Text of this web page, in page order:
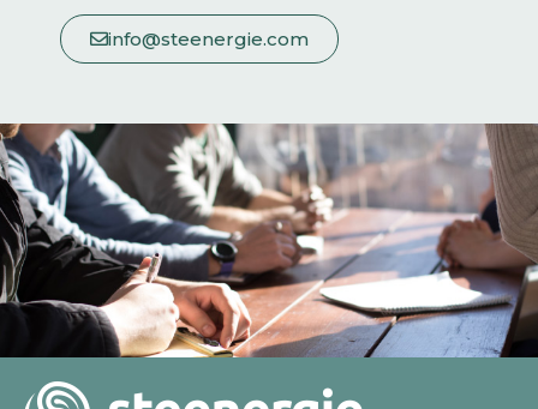
info@steenergie.com